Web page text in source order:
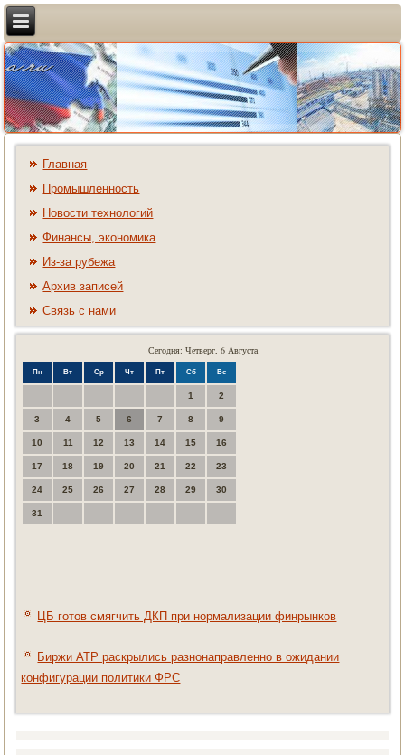
Главная
Промышленность
Новости технологий
Финансы, экономика
Из-за рубежа
Архив записей
Связь с нами
Сегодня: Четверг, 6 Августа
Пн Вт Ср Чт Пт Сб Вс
1 2
3 4 5 6 7 8 9
10 11 12 13 14 15 16
17 18 19 20 21 22 23
24 25 26 27 28 29 30
31
ЦБ готов смягчить ДКП при нормализации финрынков
Биржи АТР раскрылись разнонаправленно в ожидании
конфигурации политики ФРС